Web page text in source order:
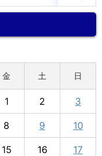
金 土 日
1 2 3
8 9 10
15 16 17